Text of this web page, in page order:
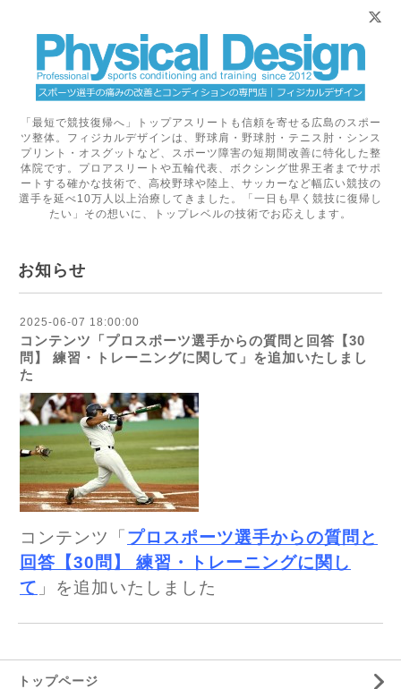
「最短で競技復帰へ」トップアスリートも信頼を寄せる広島のスポー
ツ整体。フィジカルデザインは、野球肩・野球肘・テニス肘・シンス
プリント・オスグットなど、スポーツ障害の短期間改善に特化した整
体院です。プロアスリートや五輪代表、ボクシング世界王者までサポ
ートする確かな技術で、高校野球や陸上、サッカーなど幅広い競技の
選手を延べ10万人以上治療してきました。「一日も早く競技に復帰し
たい」その想いに、トップレベルの技術でお応えします。
お知らせ
2025-06-07 18:00:00
コンテンツ「プロスポーツ選手からの質問と回答【30
問】 練習・トレーニングに関して」を追加いたしまし
た
コンテンツ「 プロスポーツ選手からの質問と
回答【30問】 練習・トレーニングに関し
て 」を追加いたしました
トップページ